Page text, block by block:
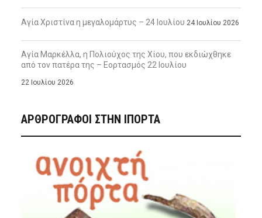
Αγία Χριστίνα η μεγαλομάρτυς – 24 Ιουλίου 24 Ιουλίου 2026
Αγία Μαρκέλλα, η Πολιούχος της Χίου, που εκδιώχθηκε
από τον πατέρα της – Εορτασμός 22 Ιουλίου
22 Ιουλίου 2026
ΑΡΘΡΟΓΡΑΦΟΙ ΣΤΗΝ IΠΟΡΤΑ